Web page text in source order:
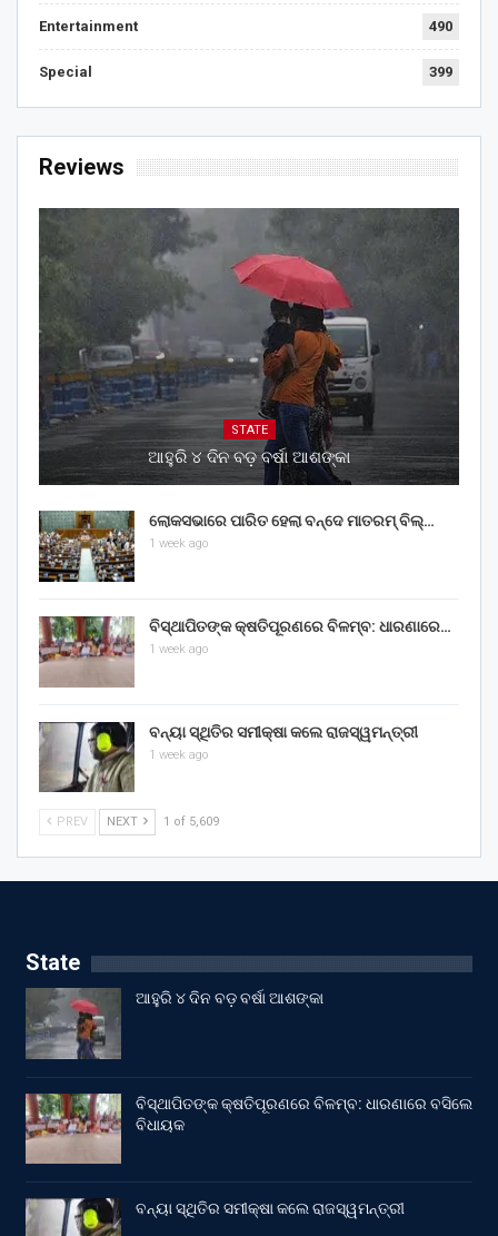
Entertainment 490
Special 399
Reviews
STATE
ଆହୁରି ୪ ଦିନ ବଡ଼ ବର୍ଷା ଆଶଙ୍କା
ଲୋକସଭାରେ ପାରିତ ହେଲା ବନ୍ଦେ ମାତରମ୍‌ ବିଲ୍‌…
1 week ago
ବିସ୍ଥାପିତଙ୍କ କ୍ଷତିପୂରଣରେ ବିଳମ୍ବ: ଧାରଣାରେ…
1 week ago
ବନ୍ୟା ସ୍ଥିତିର ସମୀକ୍ଷା କଲେ ରାଜସ୍ୱମନ୍ତ୍ରୀ
1 week ago
PREV NEXT 1 of 5,609
State
ଆହୁରି ୪ ଦିନ ବଡ଼ ବର୍ଷା ଆଶଙ୍କା
ବିସ୍ଥାପିତଙ୍କ କ୍ଷତିପୂରଣରେ ବିଳମ୍ବ: ଧାରଣାରେ ବସିଲେ
ବିଧାୟକ
ବନ୍ୟା ସ୍ଥିତିର ସମୀକ୍ଷା କଲେ ରାଜସ୍ୱମନ୍ତ୍ରୀ